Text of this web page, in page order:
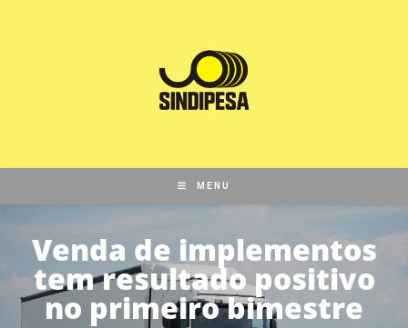
MENU
Venda de implementos
tem resultado positivo
no primeiro bimestre